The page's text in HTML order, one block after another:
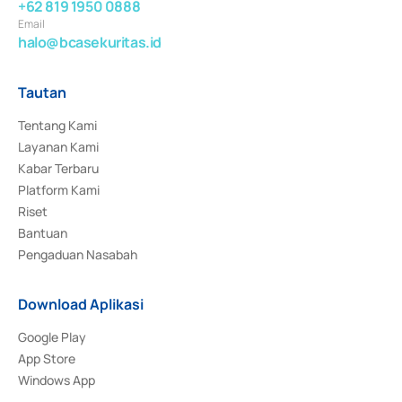
+62 819 1950 0888
Email
halo@bcasekuritas.id
Tautan
Tentang Kami
Layanan Kami
Kabar Terbaru
Platform Kami
Riset
Bantuan
Pengaduan Nasabah
Download Aplikasi
Google Play
App Store
Windows App